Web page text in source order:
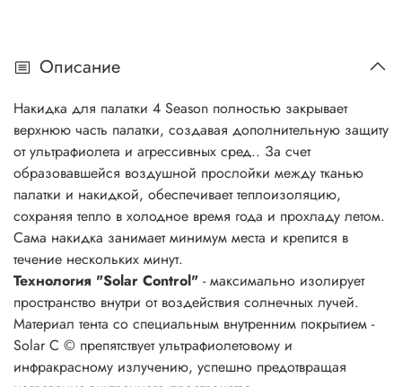
сохраняя тепло в холодное время года и прохладу летом.
течение нескольких минут. В верхней части предусмотрен
проходной элемент для трубы теплообменника из
огнеупорной ткани, который совпадает с аналогичным
элементом в палатке.
Тент имеет вставку из огнеупорного материала под вывод
трубы теплообменника, отверстие для приточной
вентиляции и ветровые оттяжки в зоне выхода трубы.
Про Solar Control
Это технология, применение которой позволяет
максимально изолировать тент шатра или палатки от
воздействия солнечных лучей. Материал тента со
Описание
Накидка для палатки 4 Season полностью закрывает
верхнюю часть палатки, создавая дополнительную защиту
от ультрафиолета и агрессивных сред.. За счет
образовавшейся воздушной прослойки между тканью
палатки и накидкой, обеспечивает теплоизоляцию,
сохраняя тепло в холодное время года и прохладу летом.
Сама накидка занимает минимум места и крепится в
течение нескольких минут.
Технология "Solar Control" - максимально изолирует
пространство внутри от воздействия солнечных лучей.
Материал тента со специальным внутренним покрытием -
Solar C © препятствует ультрафиолетовому и
инфракрасному излучению, успешно предотвращая